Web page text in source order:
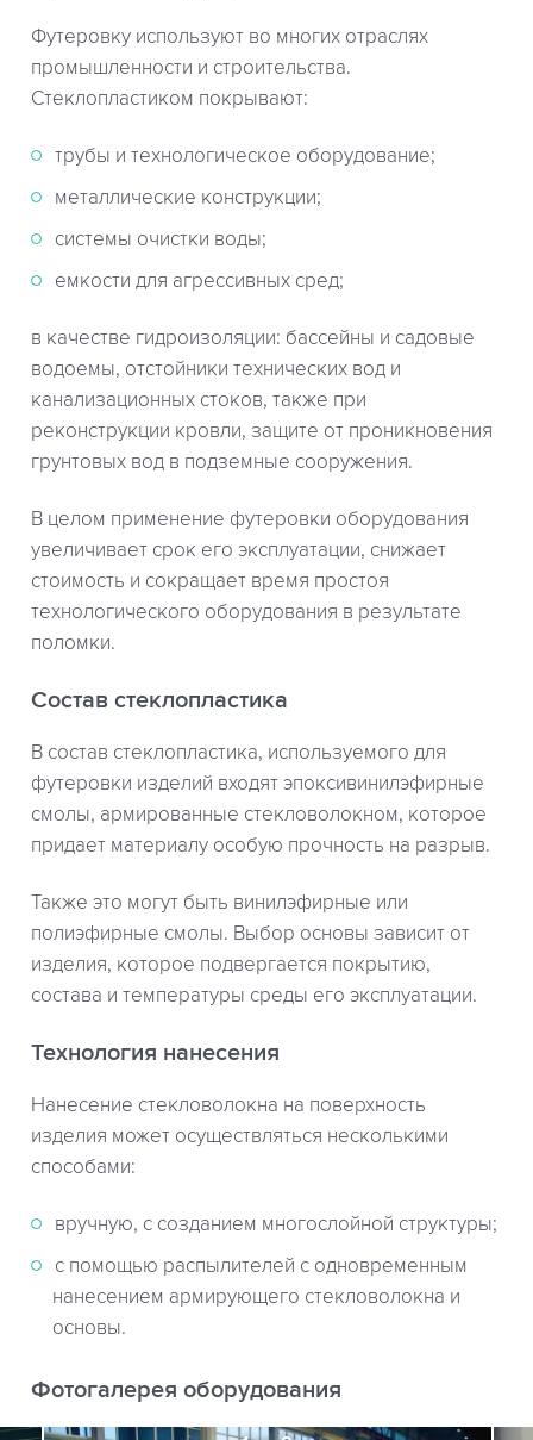
Футеровку используют во многих отраслях
промышленности и строительства.
Стеклопластиком покрывают:
трубы и технологическое оборудование;
металлические конструкции;
системы очистки воды;
емкости для агрессивных сред;
в качестве гидроизоляции: бассейны и садовые
водоемы, отстойники технических вод и
канализационных стоков, также при
реконструкции кровли, защите от проникновения
грунтовых вод в подземные сооружения.
В целом применение футеровки оборудования
увеличивает срок его эксплуатации, снижает
стоимость и сокращает время простоя
технологического оборудования в результате
поломки.
Состав стеклопластика
В состав стеклопластика, используемого для
футеровки изделий входят эпоксивинилэфирные
смолы, армированные стекловолокном, которое
придает материалу особую прочность на разрыв.
Также это могут быть винилэфирные или
полиэфирные смолы. Выбор основы зависит от
изделия, которое подвергается покрытию,
состава и температуры среды его эксплуатации.
Технология нанесения
Нанесение стекловолокна на поверхность
изделия может осуществляться несколькими
способами:
вручную, с созданием многослойной структуры;
с помощью распылителей с одновременным
нанесением армирующего стекловолокна и
основы.
Фотогалерея оборудования